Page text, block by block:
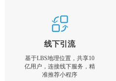
线下引流
基于LBS地理位置，共享10
亿用户，连接线下服务，精
准推荐小程序